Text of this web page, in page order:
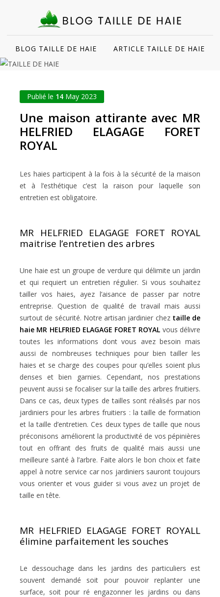
BLOG TAILLE DE HAIE ARTICLE TAILLE DE HAIE
Publié le 14 May 2023
Une maison attirante avec MR
HELFRIED ELAGAGE FORET
ROYAL
Les haies participent à la fois à la sécurité de la maison
et à l’esthétique c’est la raison pour laquelle son
entretien est obligatoire.
MR HELFRIED ELAGAGE FORET ROYAL
maitrise l’entretien des arbres
Une haie est un groupe de verdure qui délimite un jardin
et qui requiert un entretien régulier. Si vous souhaitez
tailler vos haies, ayez l’aisance de passer par notre
entreprise. Question de qualité de travail mais aussi
surtout de sécurité. Notre artisan jardinier chez taille de
haie MR HELFRIED ELAGAGE FORET ROYAL vous délivre
toutes les informations dont vous avez besoin mais
aussi de nombreuses techniques pour bien tailler les
haies et se charge des coupes pour qu’elles soient plus
denses et bien garnies. Cependant, nos prestations
peuvent aussi se focaliser sur la taille des arbres fruitiers.
Dans ce cas, deux types de tailles sont réalisés par nos
jardiniers pour les arbres fruitiers : la taille de formation
et la taille d’entretien. Ces deux types de taille que nous
préconisons améliorent la productivité de vos pépinières
tout en offrant des fruits de qualité mais aussi une
meilleure santé à l’arbre. Faite alors le bon choix et faite
appel à notre service car nos jardiniers sauront toujours
vous orienter et vous guider si vous avez un projet de
taille en tête.
MR HELFRIED ELAGAGE FORET ROYALL
élimine parfaitement les souches
Le dessouchage dans les jardins des particuliers est
souvent demandé soit pour pouvoir replanter une
surface, soit pour ré engazonner les jardins ou dans